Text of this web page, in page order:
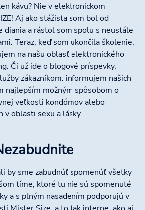
kávu? Nie v elektronickom
Aj ako stážista som bol od
diania a rástol som spolu s neustále
Teraz, keď som ukončila školenie,
na našu oblasť elektronického
Či už ide o blogové príspevky,
zákazníkom: informujem našich
najlepším možným spôsobom o
veľkosti kondómov alebo
v oblasti sexu a lásky.
by sme zabudnúť spomenúť všetky
tíme, ktoré tu nie sú spomenuté
a s plným nasadením podporujú v